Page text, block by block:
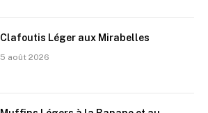
Clafoutis Léger aux Mirabelles
5 août 2026